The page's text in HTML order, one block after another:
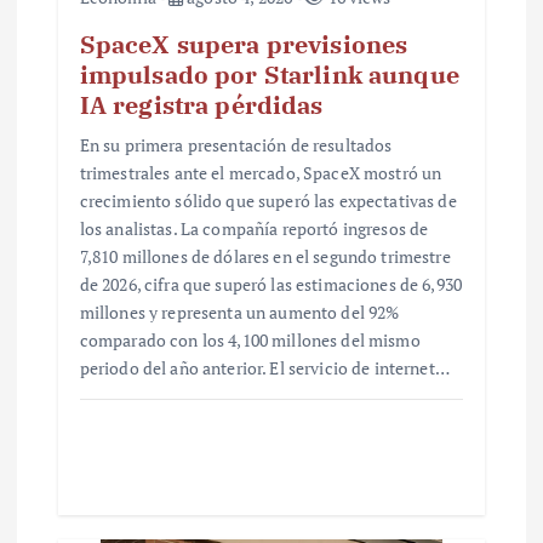
SpaceX supera previsiones
impulsado por Starlink aunque
IA registra pérdidas
En su primera presentación de resultados
trimestrales ante el mercado, SpaceX mostró un
crecimiento sólido que superó las expectativas de
los analistas. La compañía reportó ingresos de
7,810 millones de dólares en el segundo trimestre
de 2026, cifra que superó las estimaciones de 6,930
millones y representa un aumento del 92%
comparado con los 4,100 millones del mismo
periodo del año anterior. El servicio de internet…